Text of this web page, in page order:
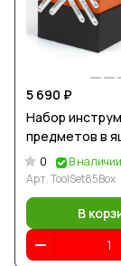
5 690 ₽
Набор
предметов в
0
В наличии
Арт.ToolSet85Box
В